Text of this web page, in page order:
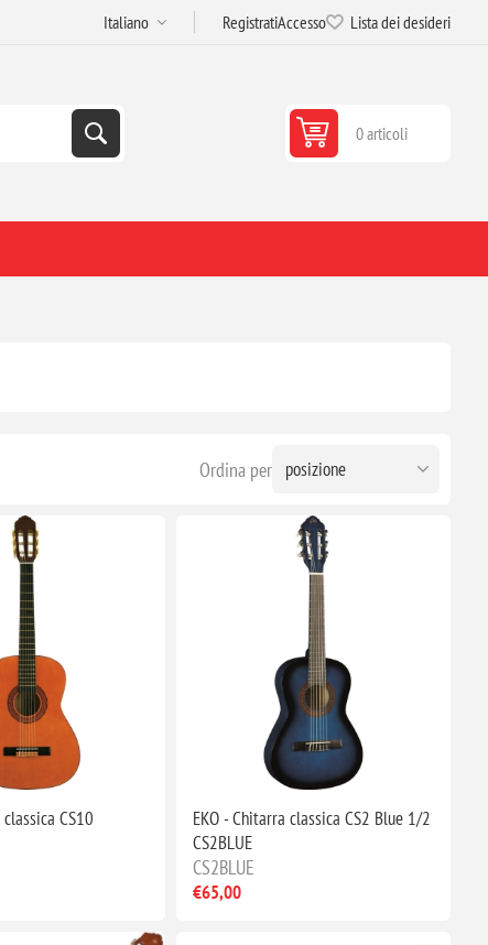
RegistratiAccesso Lista dei desideri
0 articoli
Ordina per
CS10
EKO - Chitarra classica CS2 Blue 1/2
CS2BLUE
CS2BLUE
€65,00